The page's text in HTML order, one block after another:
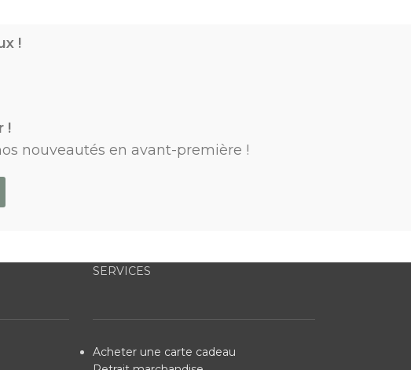
!
!
nouveautés en avant-première !
SERVICES
Acheter une carte cadeau